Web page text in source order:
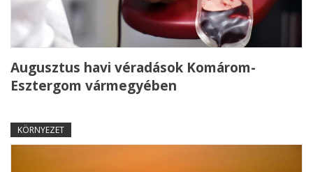
Augusztus havi véradások Komárom-
Esztergom vármegyében
KÖRNYEZET